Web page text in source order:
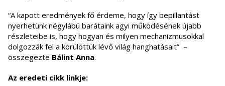
“A kapott eredmények fő érdeme, hogy így bepillantást
nyerhetünk négylábú barátaink agyi működésének újabb
részleteibe is, hogy hogyan és milyen mechanizmusokkal
dolgozzák fel a körülöttük lévő világ hanghatásait” –
összegezte Bálint Anna.
Az eredeti cikk linkje: